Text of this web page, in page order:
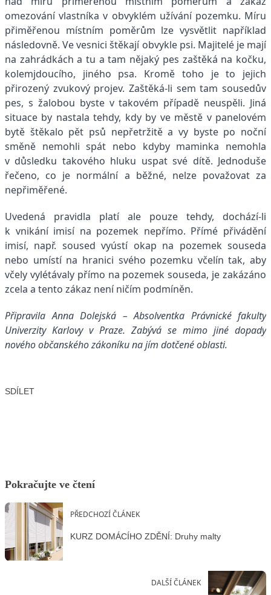
omezování vlastníka v obvyklém užívání pozemku. Míru
přiměřenou místním poměrům lze vysvětlit například
následovně. Ve vesnici štěkají obvykle psi. Majitelé je mají
na zahrádkách a tu a tam nějaký pes zaštěká na kočku,
kolemjdoucího, jiného psa. Kromě toho je to jejich
přirozený zvukový projev. Zaštěká-li sem tam sousedův
pes, s žalobou byste v takovém případě neuspěli. Jiná
situace by nastala tehdy, kdy by ve městě v panelovém
bytě štěkalo pět psů nepřetržitě a vy byste po noční
směně nemohli spát nebo kdyby maminka nemohla
v důsledku takového hluku uspat své dítě. Jednoduše
řečeno, co je normální a běžné, nelze považovat za
nepřiměřené.
Uvedená pravidla platí ale pouze tehdy, dochází-li
k vnikání imisí na pozemek nepřímo. Přímé přivádění
imisí, např. soused vyústí okap na pozemek souseda
nebo umístí na hranici svého pozemku včelín tak, aby
včely vylétávaly přímo na pozemek souseda, je zakázáno
zcela a tento zákaz není ničím podmíněn.
Připravila Anna Dolejská – Absolventka Právnické fakulty
Univerzity Karlovy v Praze. Zabývá se mimo jiné dopady
nového občanského zákoníku na jím dotčené oblasti.
SDÍLET
Pokračujte ve čtení
PŘEDCHOZÍ ČLÁNEK
KURZ DOMÁCÍHO ZDĚNÍ: Druhy malty
DALŠÍ ČLÁNEK